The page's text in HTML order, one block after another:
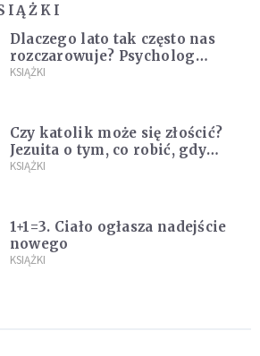
Dlaczego lato tak często nas
rozczarowuje? Psycholog
wyjaśnia, skąd bierze się presja
KSIĄŻKI
Czy katolik może się złościć?
Jezuita o tym, co robić, gdy
puszczają nam nerwy
KSIĄŻKI
1+1=3. Ciało ogłasza nadejście
nowego
KSIĄŻKI